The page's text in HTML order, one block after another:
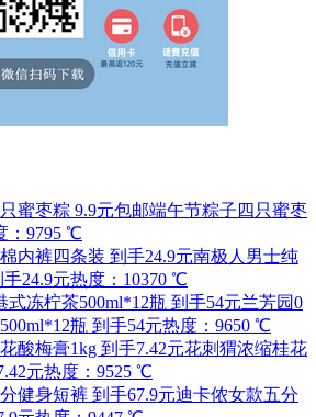
端午节粽子四只蜜枣
：9795 ℃
南极人男士纯
24.9元热度：10370 ℃
兰芳园0
瓶 到手54元热度：9650 ℃
花刺猬浓缩桂花
元热度：9525 ℃
迪卡侬女款五分